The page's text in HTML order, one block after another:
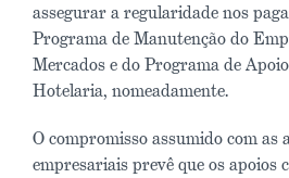
assegurar a regularidade nos
Programa de Manutenção do
Mercados e do Programa de
Hotelaria, nomeadamente.
O compromisso assumido com as
empresariais prevê que os apoios